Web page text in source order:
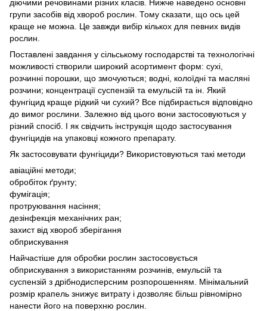
діючими речовинами різних класів. Нижче наведено основні
групи засобів від хвороб рослин. Тому сказати, що ось цей
краще не можна. Це завжди вибір кількох для певних видів
рослин.
Поставлені завдання у сільському господарстві та технологічні
можливості створили широкий асортимент форм: сухі,
розчинні порошки, що змочуються; водні, колоїдні та масляні
розчини; концентрації суспензій та емульсій та ін. Який
фунгіцид краще рідкий чи сухий? Все підбирається відповідно
до вимог рослини. Залежно від цього вони застосовуються у
різний спосіб. І як свідчить інструкція щодо застосування
фунгіцидів на упаковці кожного препарату.
Як застосовувати фунгіциди? Використовуються такі методи
авіаційні методи;
обробіток ґрунту;
фумігація;
протруювання насіння;
дезінфекція механічних ран;
захист від хвороб зберігання
обприскування
Найчастіше для обробки рослин застосовується
обприскування з використанням розчинів, емульсій та
суспензій з дрібнодисперсним розпорошенням. Мінімальний
розмір крапель знижує витрату і дозволяє більш рівномірно
нанести його на поверхню рослин.